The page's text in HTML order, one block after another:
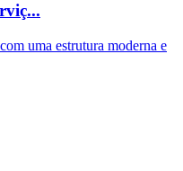
uma estrutura moderna e